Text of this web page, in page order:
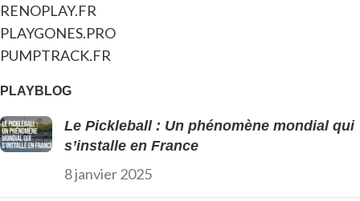
RENOPLAY.FR
PLAYGONES.PRO
PUMPTRACK.FR
PLAYBLOG
Le Pickleball : Un phénomène mondial qui
s’installe en France
8 janvier 2025